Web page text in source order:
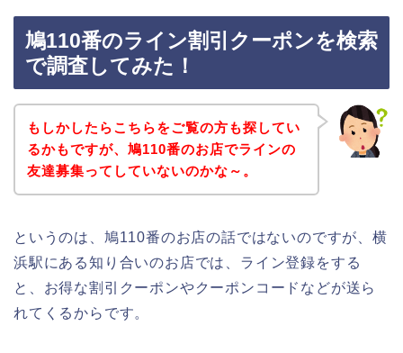
鳩110番のライン割引クーポンを検索
で調査してみた！
もしかしたらこちらをご覧の方も探してい
るかもですが、鳩110番のお店でラインの
友達募集ってしていないのかな～。
というのは、鳩110番のお店の話ではないのですが、横
浜駅にある知り合いのお店では、ライン登録をする
と、お得な割引クーポンやクーポンコードなどが送ら
れてくるからです。